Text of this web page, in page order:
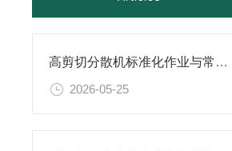
高剪切分散机标准化作业与常见故障维修保养指南
2026-05-25